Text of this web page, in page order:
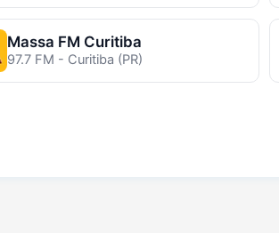
Massa FM Curitiba
97.7 FM - Curitiba (PR)